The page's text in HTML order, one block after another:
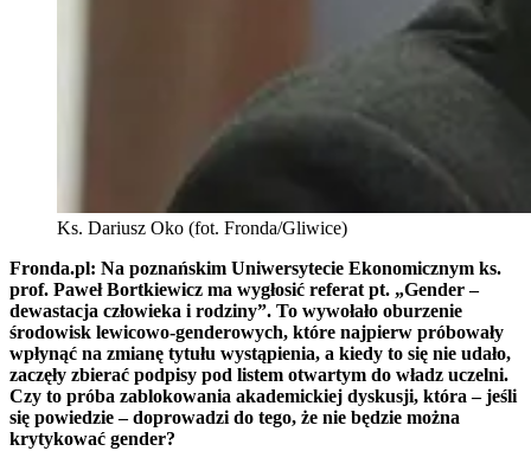
Ks. Dariusz Oko (fot. Fronda/Gliwice)
Fronda.pl: Na poznańskim Uniwersytecie Ekonomicznym ks.
prof. Paweł Bortkiewicz ma wygłosić referat pt. „Gender –
dewastacja człowieka i rodziny”. To wywołało oburzenie
środowisk lewicowo-genderowych, które najpierw próbowały
wpłynąć na zmianę tytułu wystąpienia, a kiedy to się nie udało,
zaczęły zbierać podpisy pod listem otwartym do władz uczelni.
Czy to próba zablokowania akademickiej dyskusji, która – jeśli
się powiedzie – doprowadzi do tego, że nie będzie można
krytykować gender?